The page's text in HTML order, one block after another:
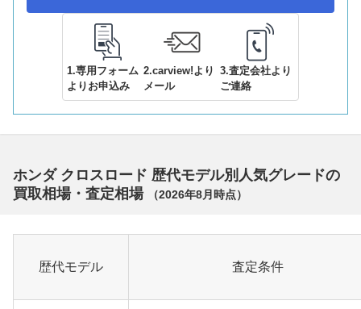
1.専用フォーム
よりお申込み
2.carview!より
メール
3.査定会社より
ご連絡
ホンダ クロスロード 歴代モデル別人気グレードの
買取相場・査定相場
（2026年8月 時点）
歴代モデル 査定条件